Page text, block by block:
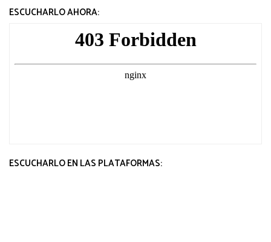
ESCUCHARLO AHORA:
ESCUCHARLO EN LAS PLATAFORMAS: